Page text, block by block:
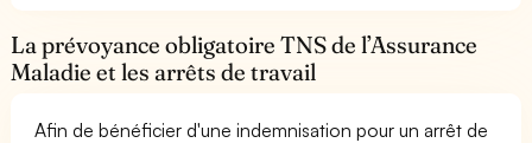
La prévoyance obligatoire TNS de l’Assurance
Maladie et les arrêts de travail
Afin de bénéficier d'une indemnisation pour un arrêt de